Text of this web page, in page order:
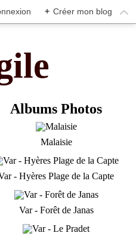
+ Créer mon blog
Albums Photos
Malaisie
- Hyères Plage de la Capte
Var - Forêt de Janas